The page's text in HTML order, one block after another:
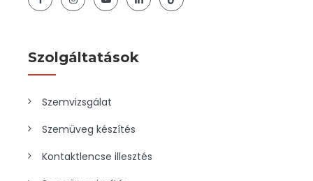
Szolgáltatások
Szemvizsgálat
Szemüveg készítés
Kontaktlencse illesztés